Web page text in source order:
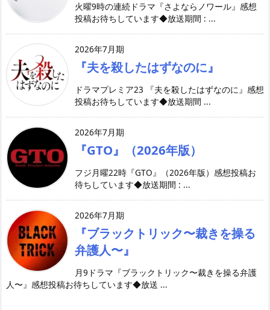
火曜9時の連続ドラマ『さよならノワール』感想
投稿お待ちしています◆放送期間 : ...
2026年7月期
『夫を殺したはずなのに』
ドラマプレミア23 『夫を殺したはずなのに』感想
投稿お待ちしています◆放送期間 ...
2026年7月期
『GTO』（2026年版）
フジ月曜22時『GTO』（2026年版）感想投稿お
待ちしています◆放送期間 : ...
2026年7月期
『ブラックトリック〜裁きを操る
弁護人〜』
月9ドラマ『ブラックトリック〜裁きを操る弁護
人〜』感想投稿お待ちしています◆放送 ...